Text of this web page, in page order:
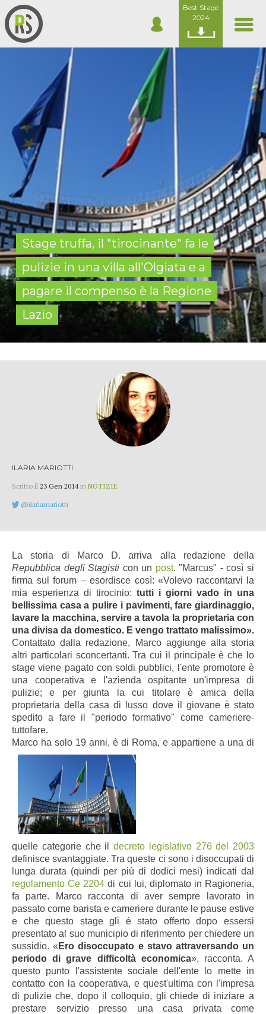
Best Stage
2024
Stage truffa, il "tirocinante" fa le
pulizie in una villa all'Olgiata e a
pagare il compenso è la Regione
Lazio
ILARIA MARIOTTI
Scritto il 23 Gen 2014in NOTIZIE
@ilariamariotti
La storia di Marco D. arriva alla redazione della
Repubblica degli Stagisti con un post. "Marcus" - così si
firma sul forum – esordisce così: «Volevo raccontarvi la
mia esperienza di tirocinio: tutti i giorni vado in una
bellissima casa a pulire i pavimenti, fare giardinaggio,
lavare la macchina, servire a tavola la proprietaria con
una divisa da domestico. E vengo trattato malissimo».
Contattato dalla redazione, Marco aggiunge alla storia
altri particolari sconcertanti. Tra cui il principale è che lo
stage viene pagato con soldi pubblici, l'ente promotore è
una cooperativa e l'azienda ospitante un'impresa di
pulizie; e per giunta la cui titolare è amica della
proprietaria della casa di lusso dove il giovane è stato
spedito a fare il "periodo formativo" come cameriere-
tuttofare.
Marco ha solo 19 anni, è di Roma, e appartiene a una di
quelle categorie che il decreto legislativo 276 del 2003
definisce svantaggiate. Tra queste ci sono i disoccupati di
lunga durata (quindi per più di dodici mesi) indicati dal
regolamento Ce 2204 di cui lui, diplomato in Ragioneria,
fa parte. Marco racconta di aver sempre lavorato in
passato come barista e cameriere durante le pause estive
e che questo stage gli è stato offerto dopo essersi
presentato al suo municipio di riferimento per chiedere un
sussidio. « Ero disoccupato e stavo attraversando un
periodo di grave difficoltà economica», racconta. A
questo punto l'assistente sociale dell'ente lo mette in
contatto con la cooperativa, e quest'ultima con l'impresa
di pulizie che, dopo il colloquio, gli chiede di iniziare a
prestare servizio presso una casa privata come